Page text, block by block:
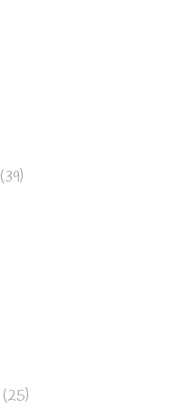
(39)
(25)